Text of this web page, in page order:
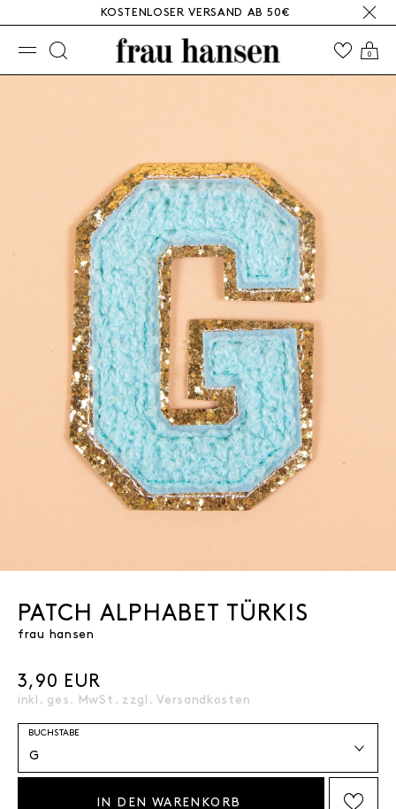
KOSTENLOSER VERSAND AB 50€
0
☰
PATCH ALPHABET TÜRKIS
frau hansen
3,90 EUR
inkl. ges. MwSt. zzgl.Versandkosten
BUCHSTABE
IN DEN WARENKORB